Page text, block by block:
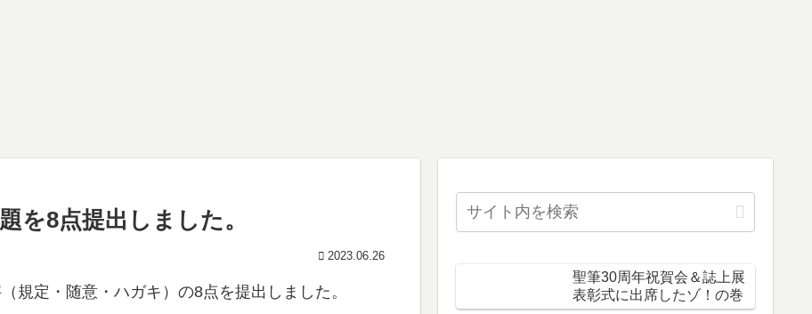
を8点提出しました。
2023.06.26
規定・随意・ハガキ）の8点を提出しました。
聖筆30周年祝賀会＆誌上展
表彰式に出席したゾ！の巻